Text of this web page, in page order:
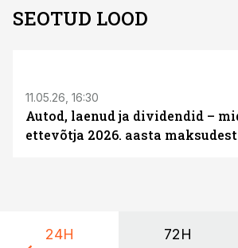
SEOTUD LOOD
11.05.26, 16:30
Autod, laenud ja dividendid –
ettevõtja 2026. aasta
24H 72H